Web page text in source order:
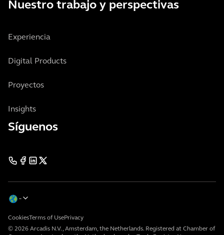
Nuestro trabajo y perspectivas
Experiencia
Digital Products
Proyectos
Insights
Síguenos
© 2026 Arcadis N.V., Amsterdam, the Netherlands. Registered at Chamber of
CookiesTerms of UsePrivacy